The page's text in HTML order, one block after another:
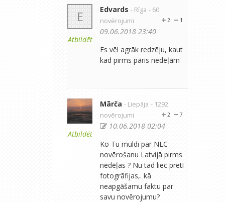
E
Atbildēt
Edvards - Rīga - 60
novērojumi
1
2
09.06.2018 23:40
Es vēl agrāk redzēju, kaut
kad pirms pāris nedēļām
Atbildēt
Mārča - Liepāja - 1292
novērojumi
7
2
10.06.2018 02:04
Ko Tu muldi par NLC
novērošanu Latvijā pirms
nedēļas ? Nu tad liec pretī
fotogrāfijas,. kā
neapgāšamu faktu par
savu novērojumu?